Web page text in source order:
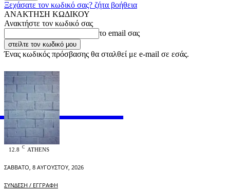
Ξεχάσατε τον κωδικό σας? ζήτα βοήθεια
ΑΝΑΚΤΗΣΗ ΚΩΔΙΚΟΥ
Ανακτήστε τον κωδικό σας
το email σας
Ένας κωδικός πρόσβασης θα σταλθεί με e-mail σε εσάς.
OFFICIAL
12.8 C ATHENS
ΣΆΒΒΑΤΟ, 8 ΑΥΓΟΎΣΤΟΥ, 2026
ΣΎΝΔΕΣΗ / ΕΓΓΡΑΦΉ